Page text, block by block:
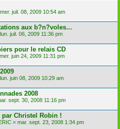
mer. juil. 08, 2009 10:54 am
aux b?n?voles...
lun. juil. 06, 2009 11:36 pm
pour le relais CD
mer. juin 24, 2009 11:31 pm
lun. juin 08, 2009 10:29 am
2008
sept. 30, 2008 11:16 pm
par Christel Robin !
« mar. sept. 23, 2008 1:34 pm